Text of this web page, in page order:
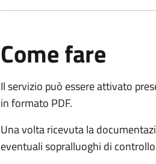
Come fare
Il servizio può essere attivato
in formato PDF.
Una volta ricevuta la
eventuali sopralluoghi di